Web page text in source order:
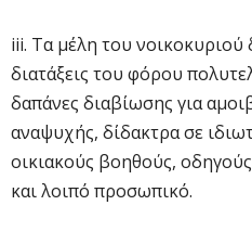
iii. Τα μέλη του νοικοκυριού
διατάξεις του φόρου
δαπάνες διαβίωσης για
αναψυχής, δίδακτρα σε
οικιακούς βοηθούς,
και λοιπό προσωπικό.